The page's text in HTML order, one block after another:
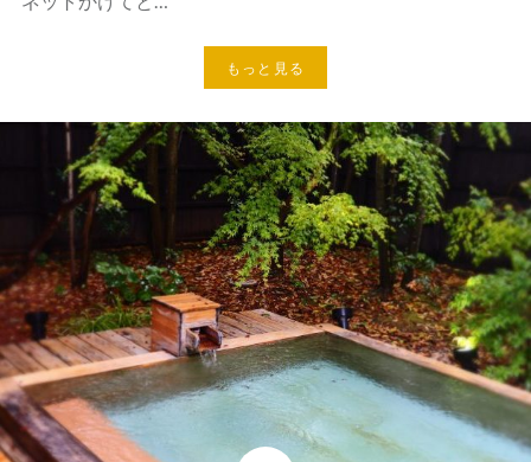
もっと見る